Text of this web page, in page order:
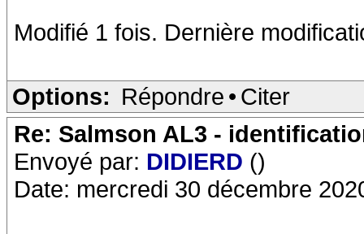
Modifié 1 fois. Dernière
Options: Répondre • Citer
Re: Salmson AL3 -
Envoyé par: DIDIERD ()
Date: mercredi 30 décembre